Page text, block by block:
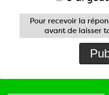
Pour recevoir la
avant de laisser